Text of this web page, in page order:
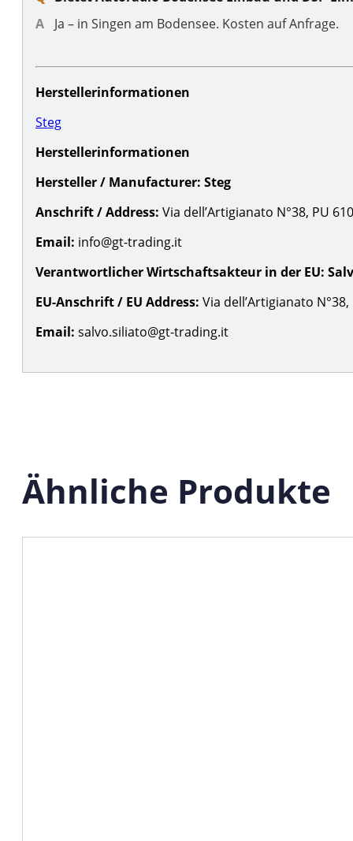
Ja – in Singen am Bodensee. Kosten auf Anfrage.
Herstellerinformationen
Steg
Herstellerinformationen
Hersteller / Manufacturer: Steg
Anschrift / Address: Via dell’Artigianato N°38, PU
Email: info@gt-trading.it
Verantwortlicher Wirtschaftsakteur in der EU:
EU-Anschrift / EU Address: Via dell’Artigianato
Email: salvo.siliato@gt-trading.it
Ähnliche Produkte